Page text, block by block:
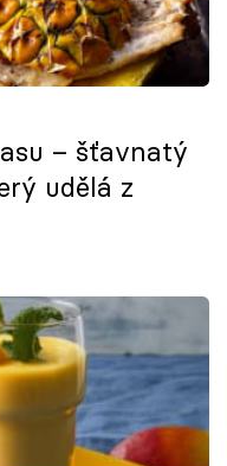
– šťavnatý
udělá z